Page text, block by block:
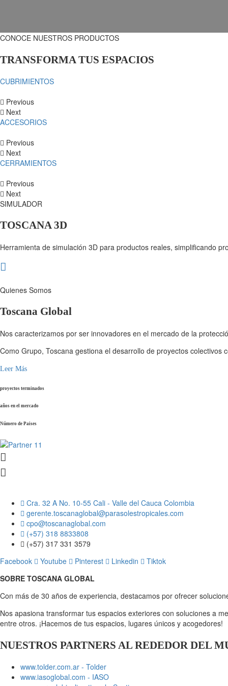
CONOCE NUESTROS PRODUCTOS
TRANSFORMA TUS ESPACIOS
CUBRIMIENTOS
Previous
Next
ACCESORIOS
Previous
Next
CERRAMIENTOS
Previous
Next
SIMULADOR
TOSCANA 3D
Herramienta de simulación 3D para productos reales, simplificando
Quienes Somos
Toscana Global
Nos caracterizamos por ser innovadores en el mercado de la
Como Grupo, Toscana gestiona el desarrollo de proyectos
Leer Más
proyectos terminados
años en el mercado
Número de Paises
Cra. 32 A No. 10-55 Cali - Valle del Cauca Colombia
gerente.toscanaglobal@parasolestropicales.com
cpo@toscanaglobal.com
(+57) 318 8833808
(+57) 317 331 3579
Facebook
Youtube Pinterest Linkedin
Tiktok
SOBRE TOSCANA GLOBAL
Con más de 30 años de experiencia, destacamos por ofrecer
Nos apasiona transformar tus espacios exteriores con soluciones a
entre otros. ¡Hacemos de tus espacios, lugares únicos y acogedores!
NUESTROS PARTNERS AL REDEDOR DEL
www.tolder.com.ar - Tolder
www.iasoglobal.com - IASO